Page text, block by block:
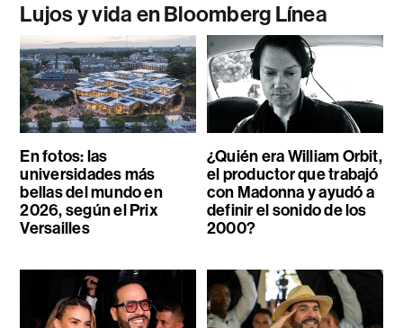
Lujos y vida en Bloomberg Línea
En fotos: las
universidades más
bellas del mundo en
2026, según el Prix
Versailles
¿Quién era William Orbit,
el productor que trabajó
con Madonna y ayudó a
definir el sonido de los
2000?